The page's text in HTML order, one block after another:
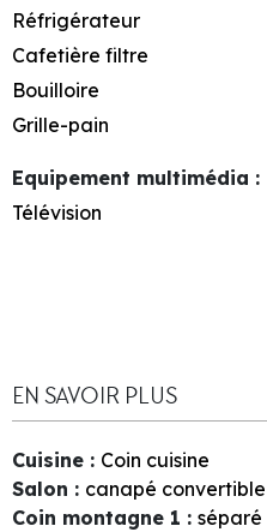
Réfrigérateur
Cafetière filtre
Bouilloire
Grille-pain
Equipement multimédia :
Télévision
EN SAVOIR PLUS
Cuisine : Coin cuisine
Salon : canapé convertible
Coin montagne 1 : séparé